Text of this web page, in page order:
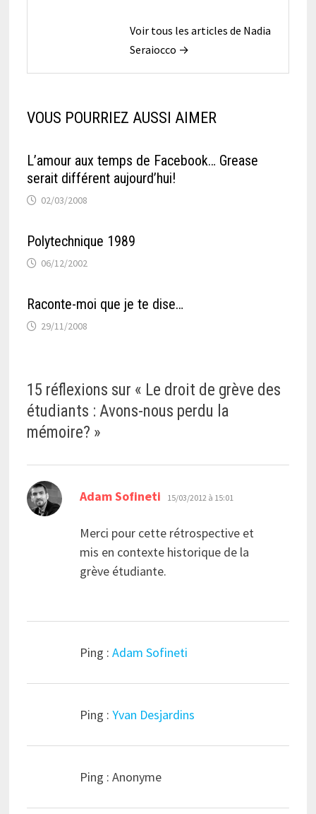
Voir tous les articles de Nadia
Seraiocco →
VOUS POURRIEZ AUSSI AIMER
L’amour aux temps de Facebook… Grease
serait différent aujourd’hui!
02/03/2008
Polytechnique 1989
06/12/2002
Raconte-moi que je te dise…
29/11/2008
15 réflexions sur « Le droit de grève des
étudiants : Avons-nous perdu la
mémoire? »
Adam Sofineti dit :
15/03/2012 à 15:01
Merci pour cette rétrospective et
mis en contexte historique de la
grève étudiante.
Ping : Adam Sofineti
Ping : Yvan Desjardins
Ping : Anonyme